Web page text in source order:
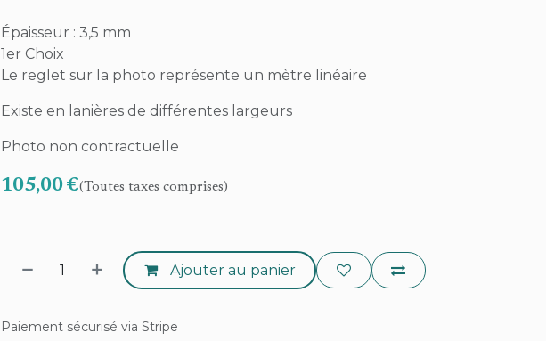
Épaisseur : 3,5 mm
1er Choix
Le reglet sur la photo représente un mètre linéaire
Existe en lanières de différentes largeurs
Photo non contractuelle
105,00€(Toutes taxes comprises)
Ajouter au panier
Paiement sécurisé via Stripe